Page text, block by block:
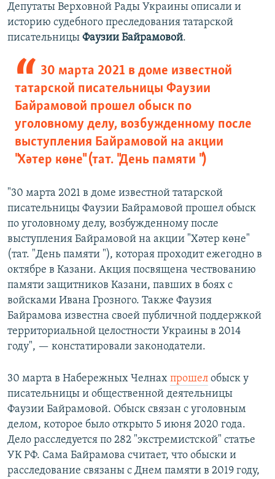
Депутаты Верховной Рады Украины описали и
историю судебного преследования татарской
писательницы Фаузии Байрамовой.
30 марта 2021 в доме известной
татарской писательницы Фаузии
Байрамовой прошел обыск по
уголовному делу, возбужденному после
выступления Байрамовой на акции
"Хәтер көне" (тат. "День памяти ")
"30 марта 2021 в доме известной татарской
писательницы Фаузии Байрамовой прошел обыск
по уголовному делу, возбужденному после
выступления Байрамовой на акции "Хәтер көне"
(тат. "День памяти "), которая проходит ежегодно в
октябре в Казани. Акция посвящена чествованию
памяти защитников Казани, павших в боях с
войсками Ивана Грозного. Также Фаузия
Байрамова известна своей публичной поддержкой
территориальной целостности Украины в 2014
году", — констатировали законодатели.
30 марта в Набережных Челнах прошел обыск у
писательницы и общественной деятельницы
Фаузии Байрамовой. Обыск связан с уголовным
делом, которое было открыто 5 июня 2020 года.
Дело расследуется по 282 "экстремистской" статье
УК РФ. Сама Байрамова считает, что обыски и
расследование связаны с Днем памяти в 2019 году,